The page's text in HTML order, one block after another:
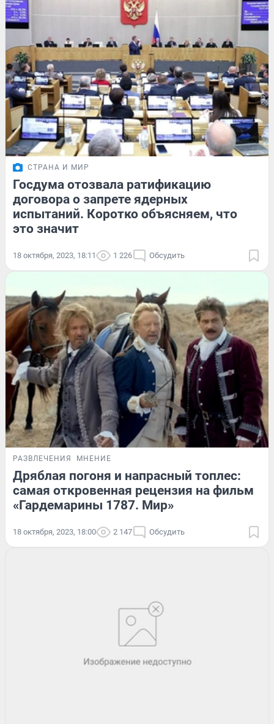
СТРАНА И МИР
Госдума отозвала ратификацию
договора о запрете ядерных
испытаний. Коротко объясняем, что
это значит
18 октября, 2023, 18:11 1 226 Обсудить
РАЗВЛЕЧЕНИЯ МНЕНИЕ
Дряблая погоня и напрасный топлес:
самая откровенная рецензия на фильм
«Гардемарины 1787. Мир»
18 октября, 2023, 18:00 2 147 Обсудить